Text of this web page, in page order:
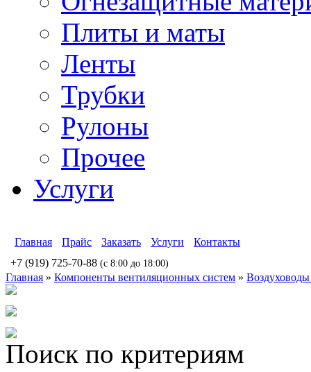
Плиты и маты
Ленты
Трубки
Рулоны
Прочее
Услуги
Главная Прайс Заказать Услуги
Контакты
+7 (919) 725-70-88 (c 8:00 до 18:00)
Главная » Компоненты вентиляционных систем »
Поиск по критериям